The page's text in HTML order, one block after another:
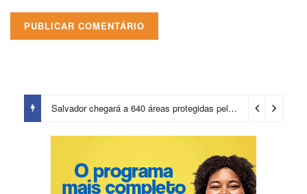
Salvador chegará a 640 áreas protegidas pela Prefeitura com investimentos em contenções de encostas e prevenção de riscos